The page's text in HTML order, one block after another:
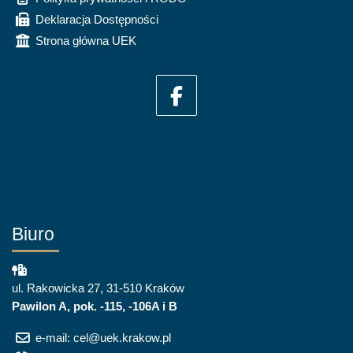
Deklaracja Dostępności
Strona główna UEK
Biuro
ul. Rakowicka 27, 31-510 Kraków
Pawilon A, pok. -115, -106A i B
e-mail: cel@uek.krakow.pl